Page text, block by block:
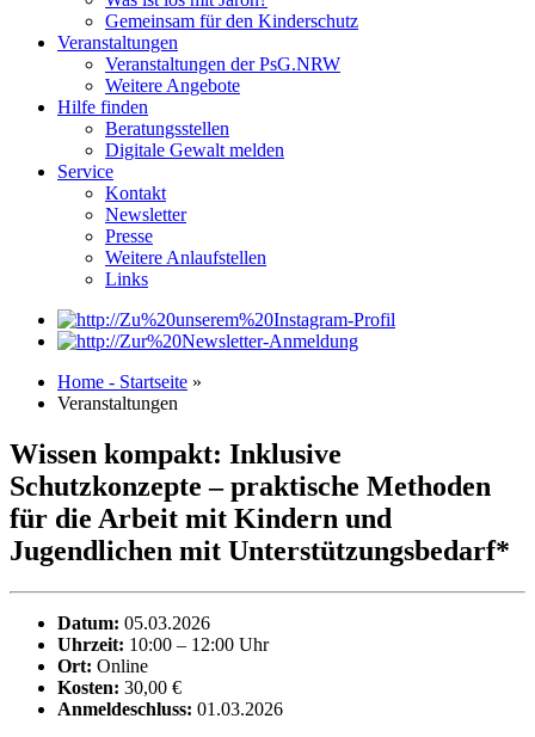
Gemeinsam für den Kinderschutz
Veranstaltungen
Veranstaltungen der PsG.NRW
Weitere Angebote
Hilfe finden
Beratungsstellen
Digitale Gewalt melden
Service
Kontakt
Newsletter
Presse
Weitere Anlaufstellen
Links
Home - Startseite »
Veranstaltungen
Wissen kompakt: Inklusive
Schutzkonzepte – praktische Methoden
für die Arbeit mit Kindern und
Jugendlichen mit Unterstützungsbedarf*
Datum: 05.03.2026
Uhrzeit: 10:00 – 12:00 Uhr
Ort: Online
Kosten: 30,00 €
Anmeldeschluss: 01.03.2026